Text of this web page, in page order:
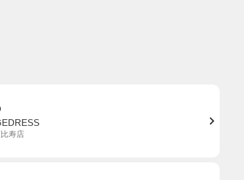
寿店